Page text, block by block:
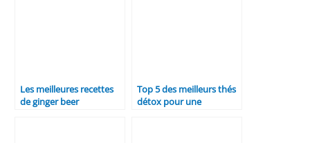
Les meilleures recettes
de ginger beer
Top 5 des meilleurs thés
détox pour une